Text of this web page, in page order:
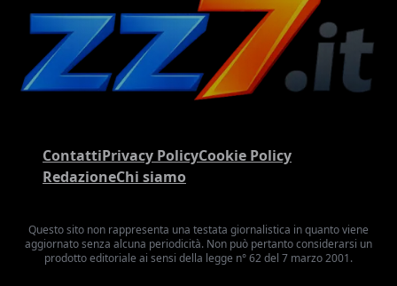
ContattiPrivacy PolicyCookie Policy
RedazioneChi siamo
Questo sito non rappresenta una testata giornalistica in quanto viene
aggiornato senza alcuna periodicità. Non può pertanto considerarsi un
prodotto editoriale ai sensi della legge n° 62 del 7 marzo 2001.